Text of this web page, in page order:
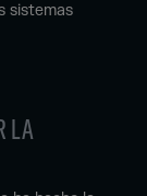
sistemas
LA